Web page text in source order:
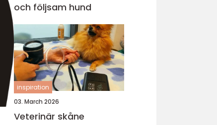
och följsam hund
inspiration
03. March 2026
Veterinär skåne